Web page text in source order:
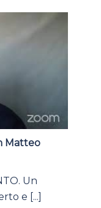
Matteo
Un
e [...]